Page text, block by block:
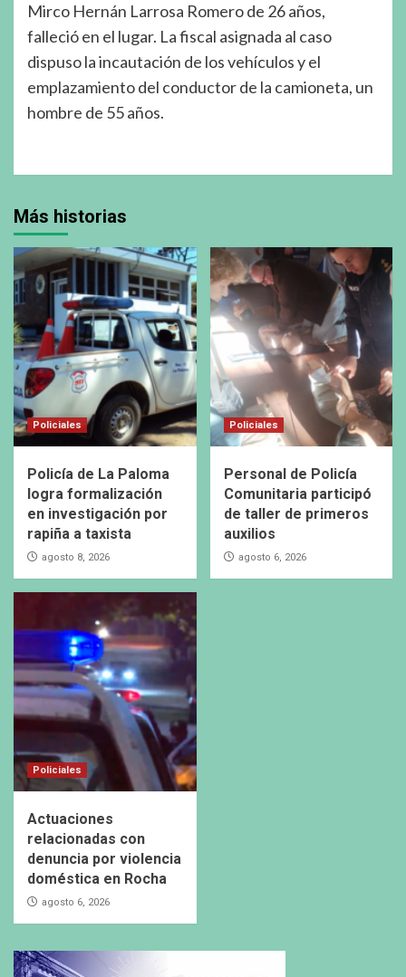
Mirco Hernán Larrosa Romero de 26 años,
falleció en el lugar. La fiscal asignada al caso
dispuso la incautación de los vehículos y el
emplazamiento del conductor de la camioneta, un
hombre de 55 años.
Más historias
Policiales
Policía de La Paloma
logra formalización
en investigación por
rapiña a taxista
agosto 8, 2026
Policiales
Personal de Policía
Comunitaria participó
de taller de primeros
auxilios
agosto 6, 2026
Policiales
Actuaciones
relacionadas con
denuncia por violencia
doméstica en Rocha
agosto 6, 2026